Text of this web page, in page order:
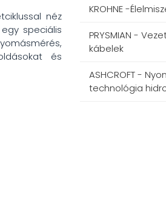
néz
speciális
és
KROHNE -
PRYSMIAN -
kábelek
ASHCROFT -
technológia